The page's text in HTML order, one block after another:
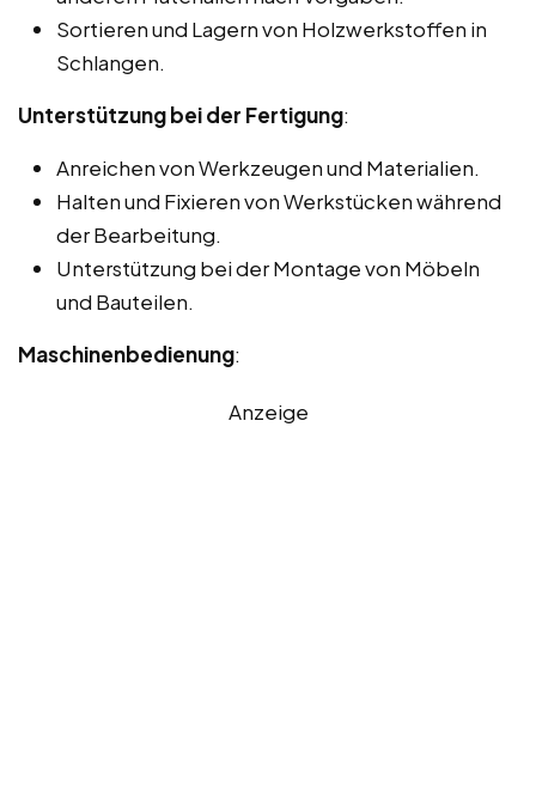
Sortieren und Lagern von Holzwerkstoffen in
Schlangen.
Unterstützung bei der Fertigung:
Anreichen von Werkzeugen und Materialien.
Halten und Fixieren von Werkstücken während
der Bearbeitung.
Unterstützung bei der Montage von Möbeln
und Bauteilen.
Maschinenbedienung:
Anzeige